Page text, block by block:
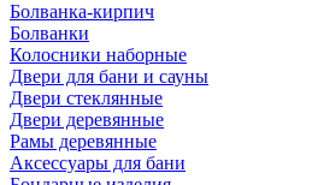
Болванка-кирпич
Болванки
Колосники наборные
Двери для бани и сауны
Двери стеклянные
Двери деревянные
Рамы деревянные
Аксессуары для бани